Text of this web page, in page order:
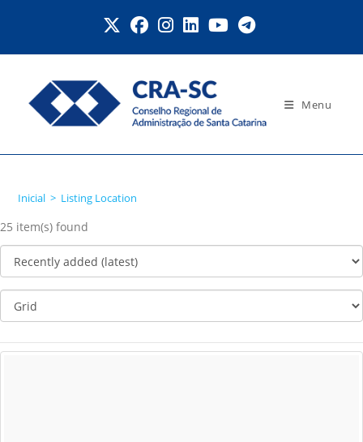
Menu
Inicial > Listing Location
25 item(s) found